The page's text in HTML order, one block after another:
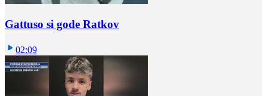
Gattuso si gode Ratkov
02:09